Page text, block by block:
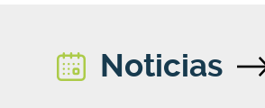
Noticias